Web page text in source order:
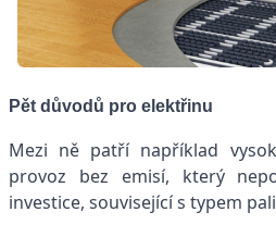
Pět důvodů pro elektřinu
Mezi ně patří například
provoz bez emisí, který
investice, související s typem